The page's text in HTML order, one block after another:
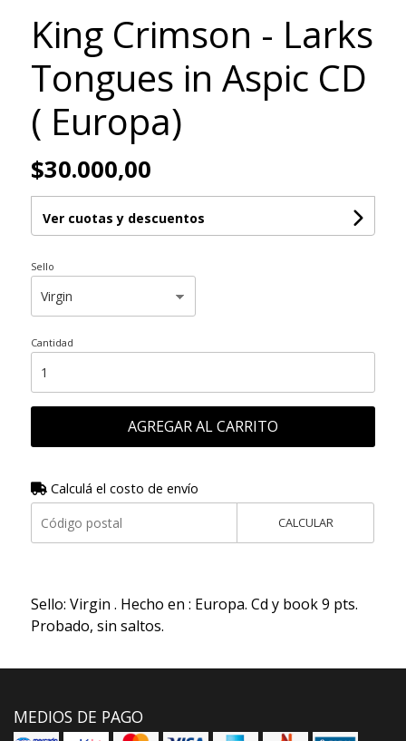
King Crimson - Larks
Tongues in Aspic CD
( Europa)
$30.000,00
Ver cuotas y descuentos
Sello
Cantidad
AGREGAR AL CARRITO
Calculá el costo de envío
CALCULAR
Sello: Virgin . Hecho en : Europa. Cd y book 9 pts.
Probado, sin saltos.
MEDIOS DE PAGO